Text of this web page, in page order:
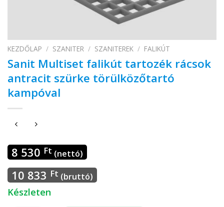
KEZDŐLAP / SZANITER / SZANITEREK / FALIKÚT
Sanit Multiset falikút tartozék rácsok
antracit szürke törülközőtartó
kampóval
8 530 Ft (nettó)
10 833 Ft (bruttó)
Készleten